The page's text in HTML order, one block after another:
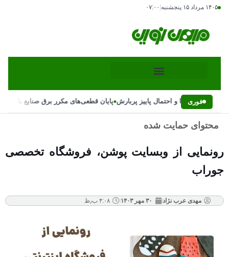
۱۴۰۵ مرداد ۱۵ پنجشنبه ۰۷:۰۰
فوری
بارش‌ها و احتمال پاییز پربارش•پایان قطعی‌های مکرر برق صنایع با
محتوای حمایت شده
رونمایی از وبسایت پوشن، فروشگاه تخصصی
جوراب
مهدی عرب نژاد ۳۰ مهر ۱۴۰۳ ۴:۰۸ ب٫ظ